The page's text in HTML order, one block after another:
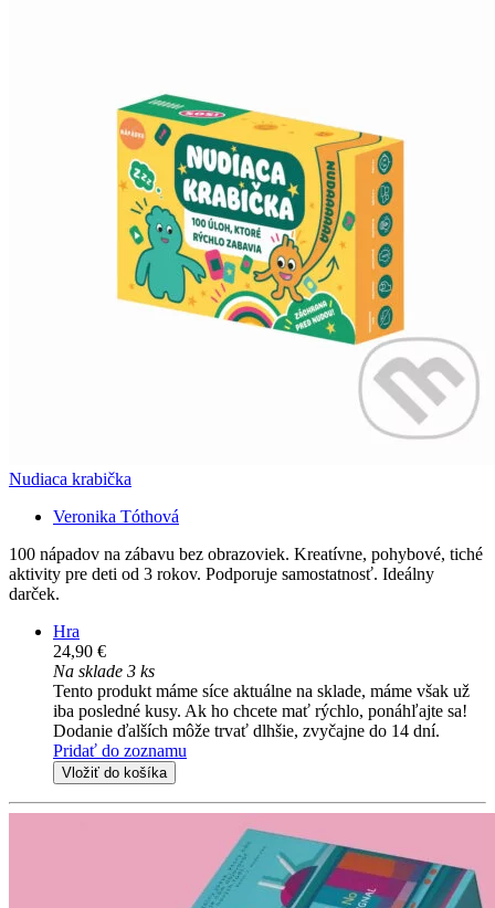
Nudiaca krabička
Veronika Tóthová
100 nápadov na zábavu bez obrazoviek. Kreatívne, pohybové, tiché
aktivity pre deti od 3 rokov. Podporuje samostatnosť. Ideálny
darček.
Hra
24,90 €
Na sklade 3 ks
Tento produkt máme síce aktuálne na sklade, máme však už
iba posledné kusy. Ak ho chcete mať rýchlo, ponáhľajte sa!
Dodanie ďalších môže trvať dlhšie, zvyčajne do 14 dní.
Pridať do zoznamu
Vložiť do košíka